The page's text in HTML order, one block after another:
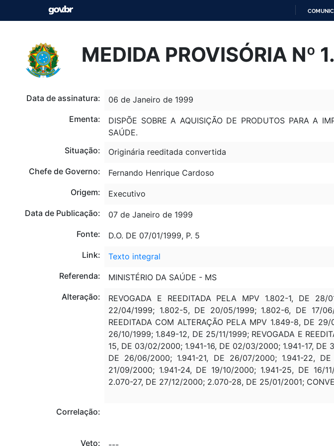
MEDIDA PROVISÓRIA Nº
Data de assinatura:
06 de Janeiro de 1999
Ementa:
DISPÕE SOBRE A AQUISIÇÃO DE PRODUTOS PARA A
SAÚDE.
Situação:
Originária reeditada convertida
Chefe de Governo:
Fernando Henrique Cardoso
Origem:
Executivo
Data de Publicação:
07 de Janeiro de 1999
Fonte:
D.O. DE 07/01/1999, P. 5
Link:
Texto integral
Referenda:
MINISTÉRIO DA SAÚDE - MS
Alteração:
REVOGADA E REEDITADA PELA MPV 1.802-1, DE
22/04/1999; 1.802-5, DE 20/05/1999; 1.802-6, DE 17/
REEDITADA COM ALTERAÇÃO PELA MPV 1.849-8, DE
26/10/1999; 1.849-12, DE 25/11/1999; REVOGADA E
15, DE 03/02/2000; 1.941-16, DE 02/03/2000; 1.941-17,
DE 26/06/2000; 1.941-21, DE 26/07/2000; 1.941-22,
21/09/2000; 1.941-24, DE 19/10/2000; 1.941-25, DE 16/
2.070-27, DE 27/12/2000; 2.070-28, DE 25/01/2001;
Correlação:
Veto: